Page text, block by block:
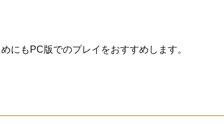
にもPC版でのプレイをおすすめします。